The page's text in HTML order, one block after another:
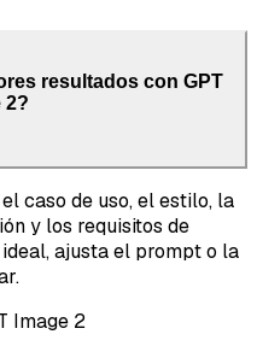
resultados con GPT
2?
caso de uso, el estilo, la
y los requisitos de
ajusta el prompt o la
Image 2